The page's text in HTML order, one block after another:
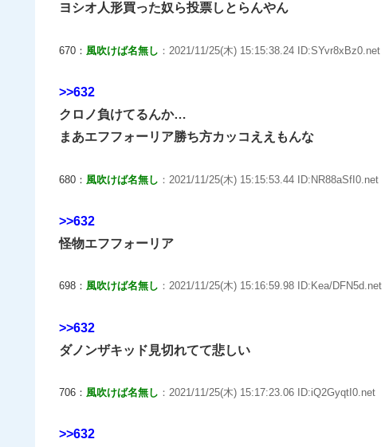
ヨシオ人形買った奴ら投票しとらんやん
670： 風吹けば名無し ：2021/11/25(木) 15:15:38.24 ID:SYvr8xBz0.net
>>632
クロノ負けてるんか…
まあエフフォーリア勝ち方カッコええもんな
680： 風吹けば名無し ：2021/11/25(木) 15:15:53.44 ID:NR88aSfI0.net
>>632
怪物エフフォーリア
698： 風吹けば名無し ：2021/11/25(木) 15:16:59.98 ID:Kea/DFN5d.net
>>632
ダノンザキッド見切れてて悲しい
706： 風吹けば名無し ：2021/11/25(木) 15:17:23.06 ID:iQ2GyqtI0.net
>>632